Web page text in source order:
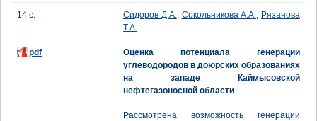
14 с. Сидоров Д.А., Сокольникова А.А., Рязанова
Т.А.
pdf
Оценка потенциала генерации
углеводородов в доюрских образованиях
на западе Каймысовской
нефтегазоносной области
Рассмотрена возможность генерации